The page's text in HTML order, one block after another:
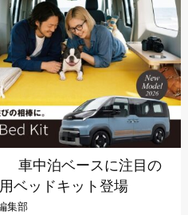
車中泊ベースに注目の
ベッドキット登場
集部